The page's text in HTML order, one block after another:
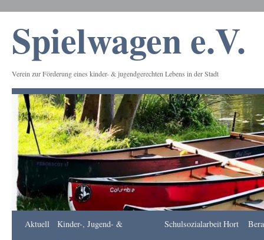
Spielwagen e.V.
Verein zur Förderung eines kinder- & jugendgerechten Lebens in der Stadt
Apotheke
Aktuell
Kinder-, Jugend- &
SchulsozialarbeitHort